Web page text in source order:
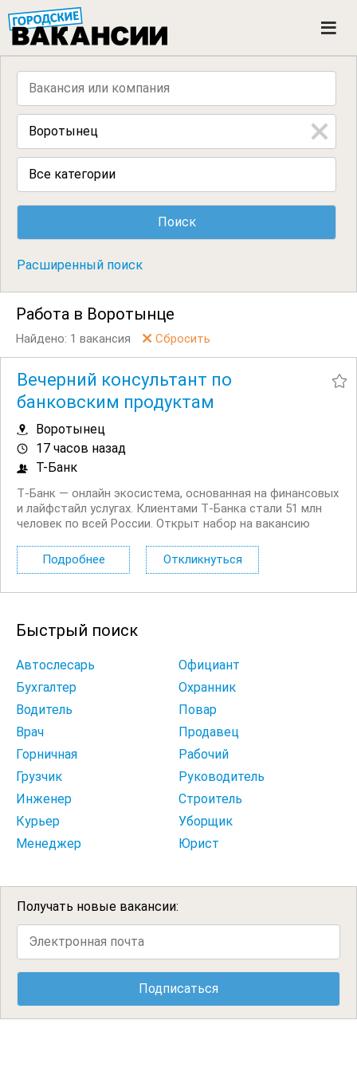
n
Все категории
Расширенный поиск
Работа в Воротынце
Найдено: 1 вакансия Сбросить
Вечерний консультант по
банковским продуктам
Воротынец
17 часов назад
Т-Банк
Т‑Банк — онлайн экосистема, основанная на финансовых
и лайфстайл услугах. Клиентами Т‑Банка стали 51 млн
человек по всей России. Открыт набор на вакансию
будете делать: Консультировать клиентов по
депозитным продуктам на входящих звонках...
Подробнее Откликнуться
Быстрый поиск
Автослесарь
Официант
Бухгалтер
Охранник
Водитель
Повар
Врач
Продавец
Горничная
Рабочий
Грузчик
Руководитель
Инженер
Строитель
Курьер
Уборщик
Менеджер
Юрист
Получать новые вакансии: